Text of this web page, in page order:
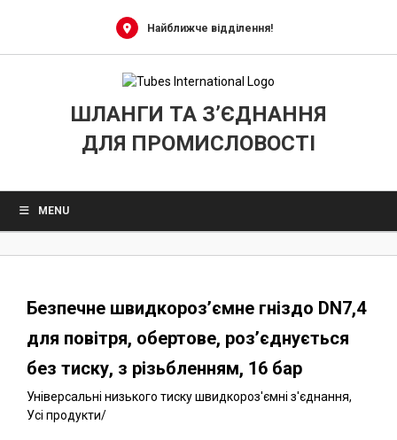
Найближче відділення!
ШЛАНГИ ТА З’ЄДНАННЯ
ДЛЯ ПРОМИСЛОВОСТІ
MENU
Безпечне швидкороз’ємне гніздо DN7,4
для повітря, обертове, роз’єднується
без тиску, з різьбленням, 16 бар
Універсальні низького тиску швидкороз'ємні з'єднання,
Усі продукти/